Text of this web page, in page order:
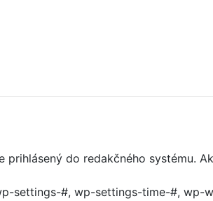
do redakčného systému.
settings-#, wp-settings-time-#, wp-